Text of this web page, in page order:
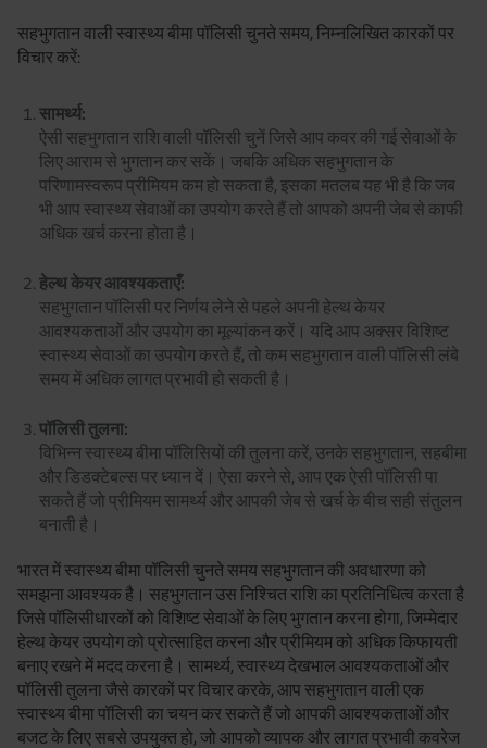
सहभुगतान वाली स्वास्थ्य बीमा पॉलिसी चुनते समय, निम्नलिखित कारकों पर
विचार करें:
सामर्थ्य:
ऐसी सहभुगतान राशि वाली पॉलिसी चुनें जिसे आप कवर की गई सेवाओं के
लिए आराम से भुगतान कर सकें। जबकि अधिक सहभुगतान के
परिणामस्वरूप प्रीमियम कम हो सकता है, इसका मतलब यह भी है कि जब
भी आप स्वास्थ्य सेवाओं का उपयोग करते हैं तो आपको अपनी जेब से काफी
अधिक खर्च करना होता है।
हेल्थ केयर आवश्यकताएँ:
सहभुगतान पॉलिसी पर निर्णय लेने से पहले अपनी हेल्थ केयर
आवश्यकताओं और उपयोग का मूल्यांकन करें। यदि आप अक्सर विशिष्ट
स्वास्थ्य सेवाओं का उपयोग करते हैं, तो कम सहभुगतान वाली पॉलिसी लंबे
समय में अधिक लागत प्रभावी हो सकती है।
पॉलिसी तुलना:
विभिन्न स्वास्थ्य बीमा पॉलिसियों की तुलना करें, उनके सहभुगतान, सहबीमा
और डिडक्टेबल्स पर ध्यान दें। ऐसा करने से, आप एक ऐसी पॉलिसी पा
सकते हैं जो प्रीमियम सामर्थ्य और आपकी जेब से खर्च के बीच सही संतुलन
बनाती है।
भारत में स्वास्थ्य बीमा पॉलिसी चुनते समय सहभुगतान की अवधारणा को
समझना आवश्यक है। सहभुगतान उस निश्चित राशि का प्रतिनिधित्व करता है
जिसे पॉलिसीधारकों को विशिष्ट सेवाओं के लिए भुगतान करना होगा, जिम्मेदार
हेल्थ केयर उपयोग को प्रोत्साहित करना और प्रीमियम को अधिक किफायती
बनाए रखने में मदद करना है। सामर्थ्य, स्वास्थ्य देखभाल आवश्यकताओं और
पॉलिसी तुलना जैसे कारकों पर विचार करके, आप सहभुगतान वाली एक
स्वास्थ्य बीमा पॉलिसी का चयन कर सकते हैं जो आपकी आवश्यकताओं और
बजट के लिए सबसे उपयुक्त हो, जो आपको व्यापक और लागत प्रभावी कवरेज